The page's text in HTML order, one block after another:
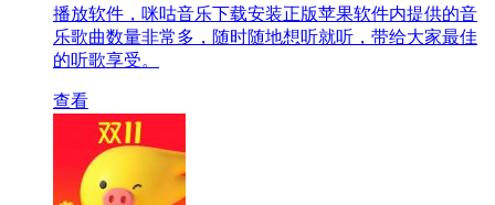
播放软件，咪咕音乐下载安装正版苹果软件内提供的音
乐歌曲数量非常多，随时随地想听就听，带给大家最佳
的听歌享受。
查看